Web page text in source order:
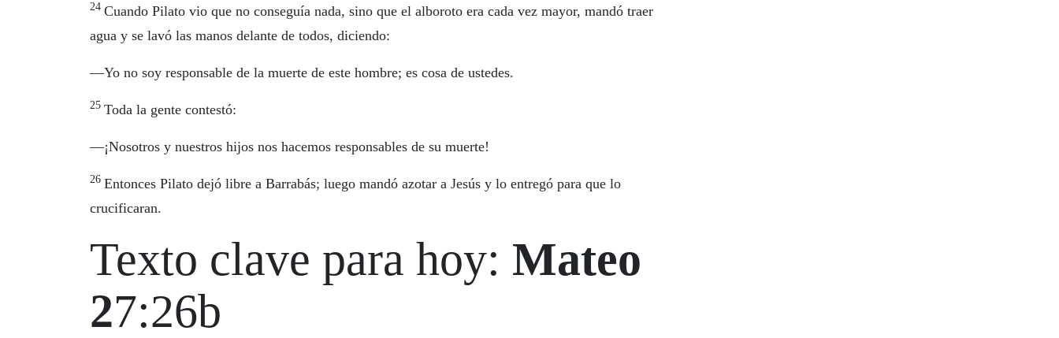
24 Cuando Pilato vio que no conseguía nada, sino que el alboroto era cada vez mayor, mandó traer
agua y se lavó las manos delante de todos, diciendo:
—Yo no soy responsable de la muerte de este hombre; es cosa de ustedes.
25 Toda la gente contestó:
—¡Nosotros y nuestros hijos nos hacemos responsables de su muerte!
26 Entonces Pilato dejó libre a Barrabás; luego mandó azotar a Jesús y lo entregó para que lo
crucificaran.
Texto clave para hoy: Mateo
27:26b